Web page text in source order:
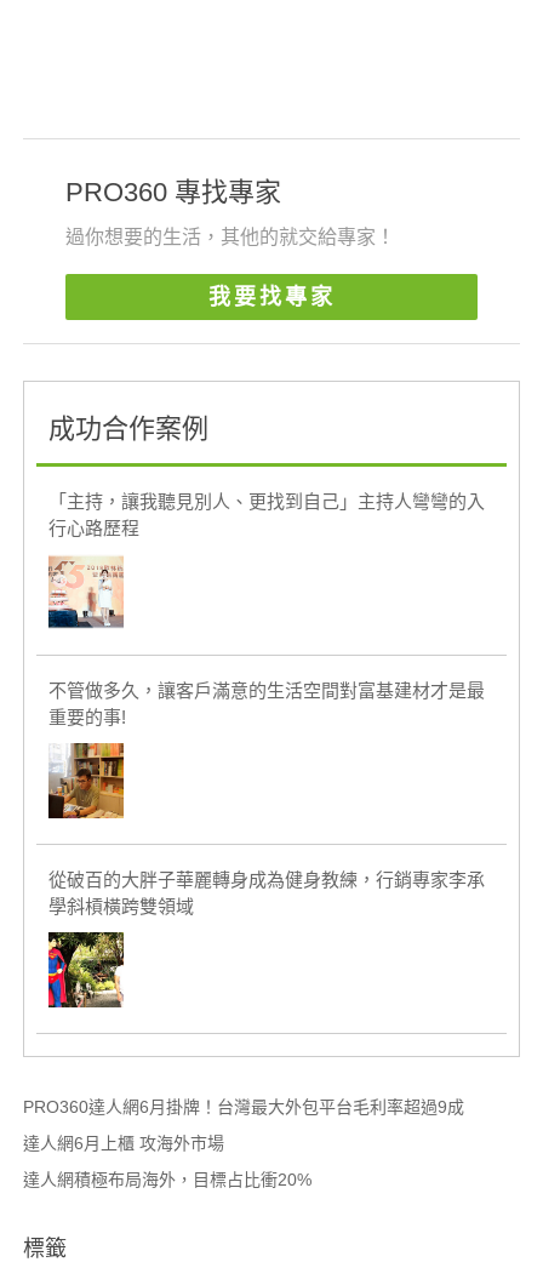
PRO360 專找專家
過你想要的生活，其他的就交給專家！
我要找專家
成功合作案例
「主持，讓我聽見別人、更找到自己」主持人彎彎的入
行心路歷程
不管做多久，讓客戶滿意的生活空間對富基建材才是最
重要的事!
從破百的大胖子華麗轉身成為健身教練，行銷專家李承
學斜槓橫跨雙領域
PRO360達人網6月掛牌！台灣最大外包平台毛利率超過9成
達人網6月上櫃 攻海外市場
達人網積極布局海外，目標占比衝20%
標籤